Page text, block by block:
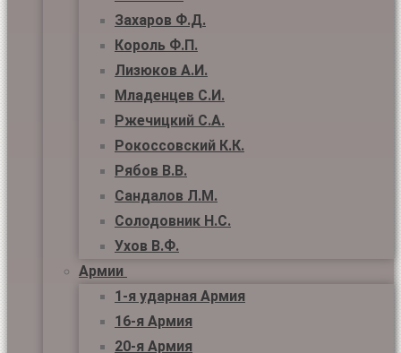
Захаров Ф.Д.
Король Ф.П.
Лизюков А.И.
Младенцев С.И.
Ржечицкий С.А.
Рокоссовский К.К.
Рябов В.В.
Сандалов Л.М.
Солодовник Н.С.
Ухов В.Ф.
Армии
1-я ударная Армия
16-я Армия
20-я Армия